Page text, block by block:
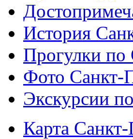
История
Прогулки по
Фото Санкт-
Экскурсии
Карта